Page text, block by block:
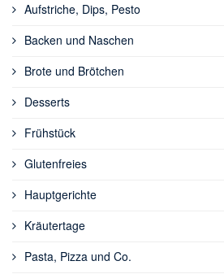
Aufstriche, Dips, Pesto
Backen und Naschen
Brote und Brötchen
Desserts
Frühstück
Glutenfreies
Hauptgerichte
Kräutertage
Pasta, Pizza und Co.